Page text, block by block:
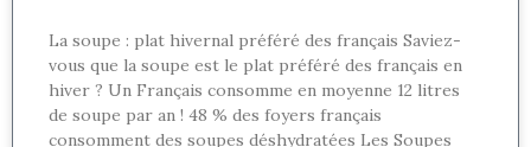
La soupe : plat hivernal préféré des français Saviez-
vous que la soupe est le plat préféré des français en
hiver ? Un Français consomme en moyenne 12 litres
de soupe par an ! 48 % des foyers français
consomment des soupes déshydratées Les Soupes